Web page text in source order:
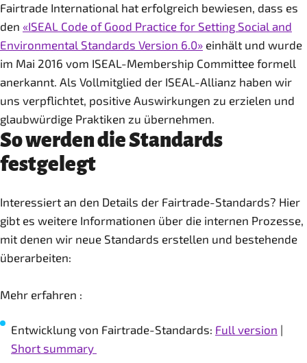
Fairtrade International hat erfolgreich bewiesen, dass es
den «ISEAL Code of Good Practice for Setting Social and
Environmental Standards Version 6.0» einhält und wurde
im Mai 2016 vom ISEAL-Membership Committee formell
anerkannt. Als Vollmitglied der ISEAL-Allianz haben wir
uns verpflichtet, positive Auswirkungen zu erzielen und
glaubwürdige Praktiken zu übernehmen.
So werden die Standards
festgelegt
Interessiert an den Details der Fairtrade-Standards? Hier
gibt es weitere Informationen über die internen Prozesse,
mit denen wir neue Standards erstellen und bestehende
überarbeiten:
Mehr erfahren :
Entwicklung von Fairtrade-Standards: Full version |
Short summary